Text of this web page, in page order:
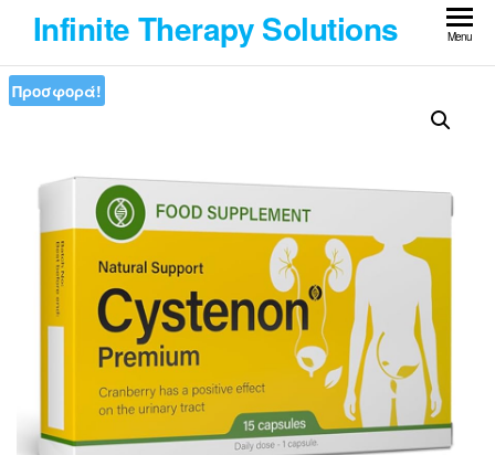
the
content
Infinite Therapy Solutions Menu
Προσφορά!